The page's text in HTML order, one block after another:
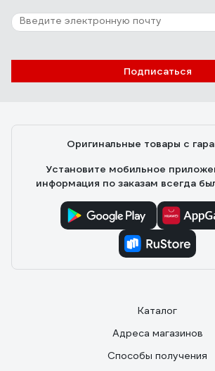
Подписаться
Оригинальные товары с
Установите мобильное
информация по заказам всегда
Каталог
Адреса магазинов
Способы получения